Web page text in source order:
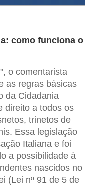
como funciona o
o comentarista
as regras básicas
da Cidadania
direito a todos os
trinetos de
Essa legislação
Italiana e foi
a possibilidade à
nascidos no
(Lei nº 91 de 5 de